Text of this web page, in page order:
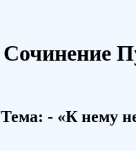
Сочинение
Тема: - «К нему